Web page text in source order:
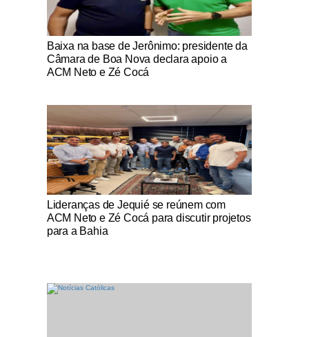
Notícias Católicas
Baixa na base de Jerônimo: presidente da
Câmara de Boa Nova declara apoio a
ACM Neto e Zé Cocá
Notícias Católicas
Lideranças de Jequié se reúnem com
ACM Neto e Zé Cocá para discutir projetos
para a Bahia